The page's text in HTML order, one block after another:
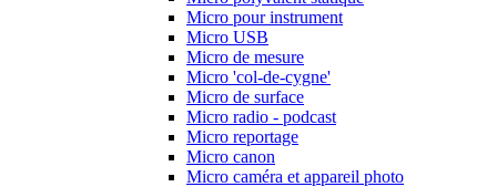
Micro pour instrument
Micro USB
Micro de mesure
Micro 'col-de-cygne'
Micro de surface
Micro radio - podcast
Micro reportage
Micro canon
Micro caméra et appareil photo